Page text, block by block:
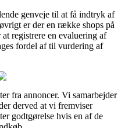
genveje til at få indtryk af
er der en række shops på
registrere en evaluering af
fordel af til vurdering af
fra annoncer. Vi samarbejder
derved at vi fremviser
godtgørelse hvis en af de